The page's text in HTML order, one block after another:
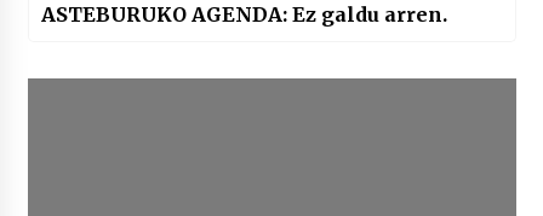
ASTEBURUKO AGENDA: Ez galdu arren.